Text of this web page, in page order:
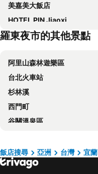
美嘉美大飯店
HOTEL PIN Jiaoxi
山多利大飯店
麗翔溫泉客棧
Seven Fukun Hotel
每日溫泉旅店
川湯溫泉養生館
宜蘭礁溪香檳溫泉大飯店
和斯頓精緻溫泉旅館
佧美奧之湯
羅東夜市的其他景點
阿里山森林遊樂區
台北火車站
杉林溪
西門町
谷關溫泉區
關子嶺溫泉
六福村主題遊樂園
飯店搜尋 亞洲 台灣 宜蘭